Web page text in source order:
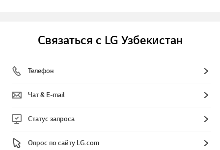
Связаться с LG Узбекистан
Телефон
Чат & E-mail
Статус запроса
Опрос по сайту LG.com